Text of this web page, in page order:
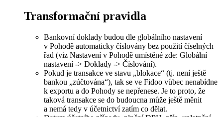
Transformační pravidla
Bankovní doklady budou dle globálního nastavení
v Pohodě automaticky číslovány bez použití číselných
řad (viz Nastavení v Pohodě umístěné zde: Globální
nastavení -> Doklady -> Číslování).
Pokud je transakce ve stavu „blokace“ (tj. není ještě
bankou „zúčtována“), tak se ve Fidoo vůbec nenabídne
k exportu a do Pohody se nepřenese. Je to proto, že
taková transakce se do budoucna může ještě měnit
a nemá tedy v účetnictví zatím co dělat.